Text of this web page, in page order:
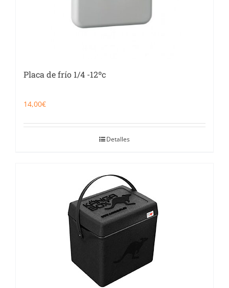
Placa de frío 1/4 -12ºc
14,00€
Detalles